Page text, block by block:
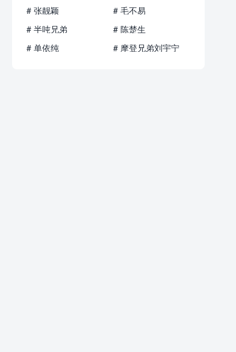
# 张靓颖
# 毛不易
# 半吨兄弟
# 陈楚生
# 单依纯
# 摩登兄弟刘宇宁